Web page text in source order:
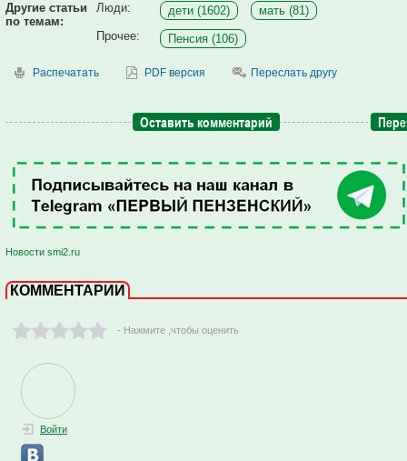
Другие статьи
по темам:
Люди: дети (1602)
мать (81)
Прочее:
Пенсия (106)
Распечатать PDF версия Переслать другу
Оставить комментарий
Новости smi2.ru
КОММЕНТАРИИ
- Нажмите ,чтобы оценить
Войти